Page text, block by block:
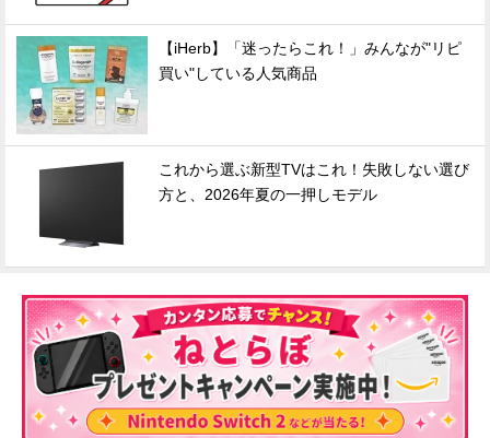
【iHerb】「迷ったらこれ！」みんなが"リピ
買い"している人気商品
これから選ぶ新型TVはこれ！失敗しない選び
方と、2026年夏の一押しモデル